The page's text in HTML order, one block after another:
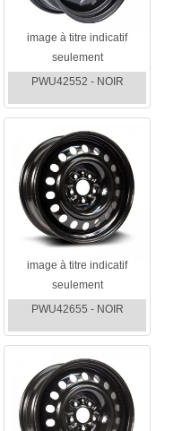
image à titre indicatif
seulement
PWU42552 - NOIR
image à titre indicatif
seulement
PWU42655 - NOIR